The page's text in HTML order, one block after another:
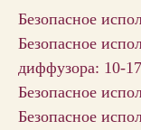
Безопасное
Безопасное
диффузора: 10-
Безопасное
Безопасное